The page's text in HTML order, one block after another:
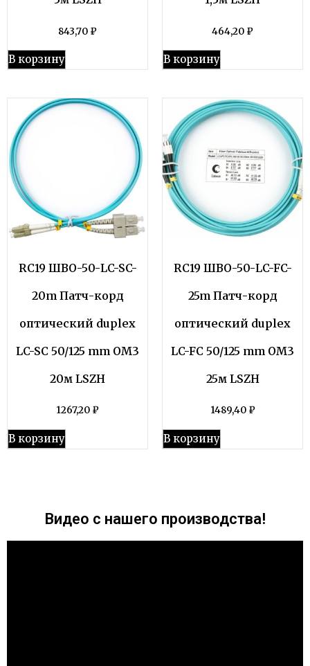
843,70 ₽
В корзину
464,20 ₽
В корзину
RC19 ШВО-50-LC-SC-
20m Патч-корд
оптический duplex
LC-SC 50/125 mm OM3
20м LSZH
1267,20 ₽
В корзину
RC19 ШВО-50-LC-FC-
25m Патч-корд
оптический duplex
LC-FC 50/125 mm OM3
25м LSZH
1489,40 ₽
В корзину
Видео с нашего производства!